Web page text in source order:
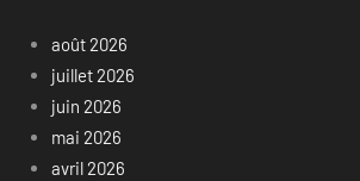
août 2026
juillet 2026
juin 2026
mai 2026
avril 2026